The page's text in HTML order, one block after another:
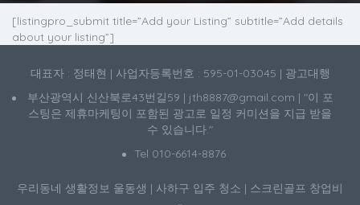
[listingpro_submit title=”Add your Listing” subtitle=”Add details
about your listing”]
대표자 : 정태현 | 사업자등록번호 : 595-01-03045 | 광고대행
부산광역시 신산북로43번길59 | jth8887@gmail.com | "이 포
스팅은 제휴마케팅이 포함된 광고로 일정 커미션을 지급 받을
수 있습니다."
Tel 010-6614-8876
우리동네 생활정보 울동생 | 사하구 입주 청소 | 스크린골프 창업비